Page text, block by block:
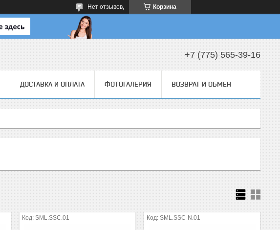
Корзина
Нет отзывов,
+7 (775) 565-39-16
ДОСТАВКА И ОПЛАТА ФОТОГАЛЕРИЯ ВОЗВРАТ И ОБМЕН
SML.SSC.01 SML.SSC-N.01